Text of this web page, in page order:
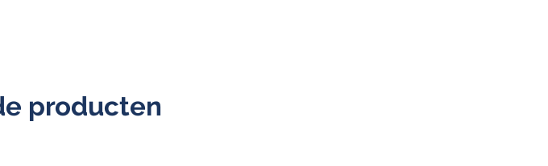
producten